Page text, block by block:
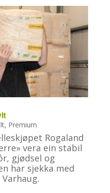
, Premium
Rogaland
vera ein stabil
gjødsel og
har sjekka med